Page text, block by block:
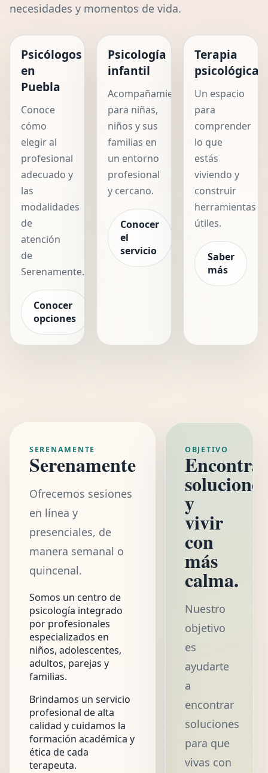
necesidades y momentos de vida.
Psicólogos
en
Puebla
Conoce
cómo
elegir al
profesional
adecuado y
las
modalidades
de
atención
de
Serenamente.
Conocer
opciones
Psicología
infantil
Acompañamiento
para niñas,
niños y sus
familias en
un entorno
profesional
y cercano.
Conocer
el
servicio
Terapia
psicológica
Un espacio
para
comprender
lo que
estás
viviendo y
construir
herramientas
útiles.
Saber
más
SERENAMENTE
Serenamente
Ofrecemos sesiones
en línea y
presenciales, de
manera semanal o
quincenal.
Somos un centro de
psicología integrado
por profesionales
especializados en
niños, adolescentes,
adultos, parejas y
familias.
Brindamos un servicio
profesional de alta
calidad y cuidamos la
formación académica y
ética de cada
terapeuta.
OBJETIVO
soluciones
y
vivir
con
más
calma.
Nuestro
objetivo
es
ayudarte
a
encontrar
soluciones
para que
vivas con